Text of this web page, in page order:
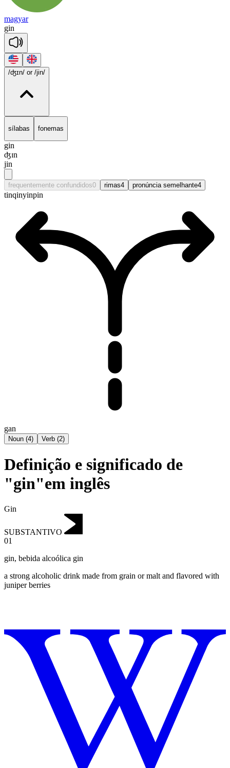
magyar
gin
/ʤɪn/ or /jin/
sílabas fonemas
gin
ʤɪn
jin
frequentemente confundidos0 rimas4 pronúncia semelhante4
tinqinyinpin
gan
Noun (4) Verb (2)
Definição e significado de
"gin"em inglês
Gin
SUBSTANTIVO
01
gin, bebida alcoólica gin
a strong alcoholic drink made from grain or malt and flavored with
juniper berries